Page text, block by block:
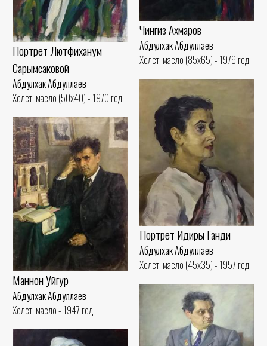
Чингиз Ахмаров
Абдулхак Абдуллаев
Холст, масло (85x65) - 1979 год
Портрет Лютфиханум
Сарымсаковой
Абдулхак Абдуллаев
Холст, масло (50x40) - 1970 год
Портрет Идиры Ганди
Абдулхак Абдуллаев
Холст, масло (45x35) - 1957 год
Маннон Уйгур
Абдулхак Абдуллаев
Холст, масло - 1947 год